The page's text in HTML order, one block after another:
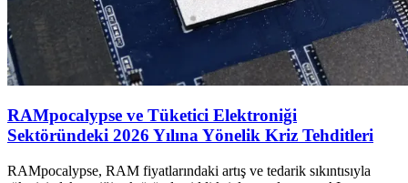
RAMpocalypse ve Tüketici Elektroniği
Sektöründeki 2026 Yılına Yönelik Kriz Tehditleri
RAMpocalypse, RAM fiyatlarındaki artış ve tedarik sıkıntısıyla